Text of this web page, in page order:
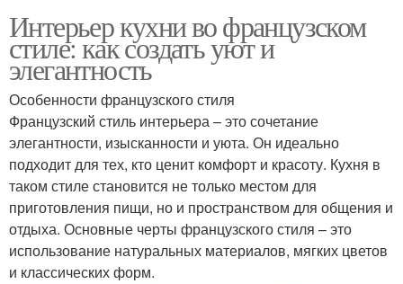
Интерьер кухни во французском
стиле: как создать уют и
элегантность
Особенности французского стиля
Французский стиль интерьера – это сочетание
элегантности, изысканности и уюта. Он идеально
подходит для тех, кто ценит комфорт и красоту. Кухня в
таком стиле становится не только местом для
приготовления пищи, но и пространством для общения и
отдыха. Основные черты французского стиля – это
использование натуральных материалов, мягких цветов
и классических форм.